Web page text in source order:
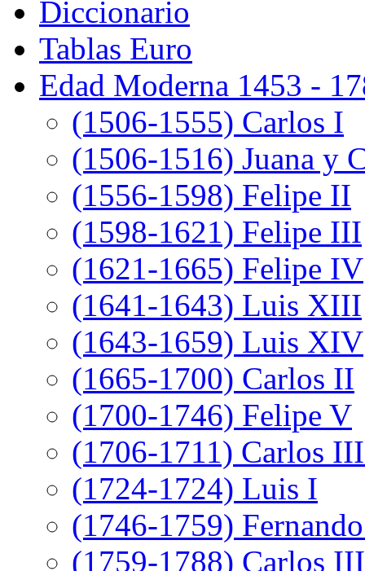
Diccionario
Tablas Euro
Edad Moderna 1453 -
(1506-1555) Carlos I
(1506-1516) Juana y
(1556-1598) Felipe II
(1598-1621) Felipe III
(1621-1665) Felipe IV
(1641-1643) Luis XIII
(1643-1659) Luis XIV
(1665-1700) Carlos II
(1700-1746) Felipe V
(1706-1711) Carlos
(1724-1724) Luis I
(1746-1759)
(1759-1788) Carlos III